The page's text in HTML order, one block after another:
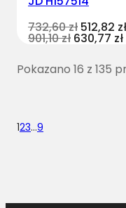
732,60zł 512,82 zł
901,10zł 630,77 zł
Pokazano 16 z 135
123…9